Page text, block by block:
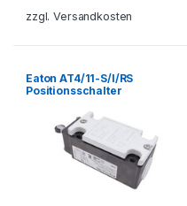
zzgl.Versandkosten
Eaton AT4/11-S/I/RS
Positionsschalter
15 400/4A 230V